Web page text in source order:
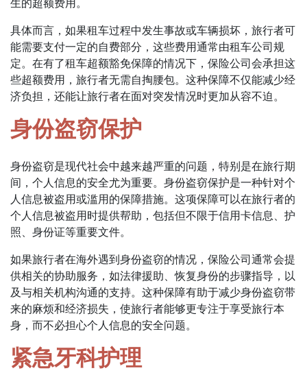
具体而言，如果租车过程中发生事故或车辆损坏，旅行者可
能需要支付一定的自费部分，这些费用通常由租车公司规
定。在有了租车超额豁免保障的情况下，保险公司会承担这
些超额费用，旅行者无需自掏腰包。这种保障不仅能减少经
济负担，还能让旅行者在面对突发情况时更加从容不迫。
身份盗窃保护
身份盗窃是现代社会中越来越严重的问题，特别是在旅行期
间，个人信息的安全尤为重要。身份盗窃保护是一种针对个
人信息被盗用或滥用的保障措施。这项保障可以在旅行者的
个人信息被盗用时提供帮助，包括但不限于信用卡信息、护
照、身份证等重要文件。
如果旅行者在海外遇到身份盗窃的情况，保险公司通常会提
供相关的协助服务，如法律援助、恢复身份的步骤指导，以
及与相关机构沟通的支持。这种保障有助于减少身份盗窃带
来的麻烦和经济损失，使旅行者能够更专注于享受旅行本
身，而不必担心个人信息的安全问题。
紧急牙科护理